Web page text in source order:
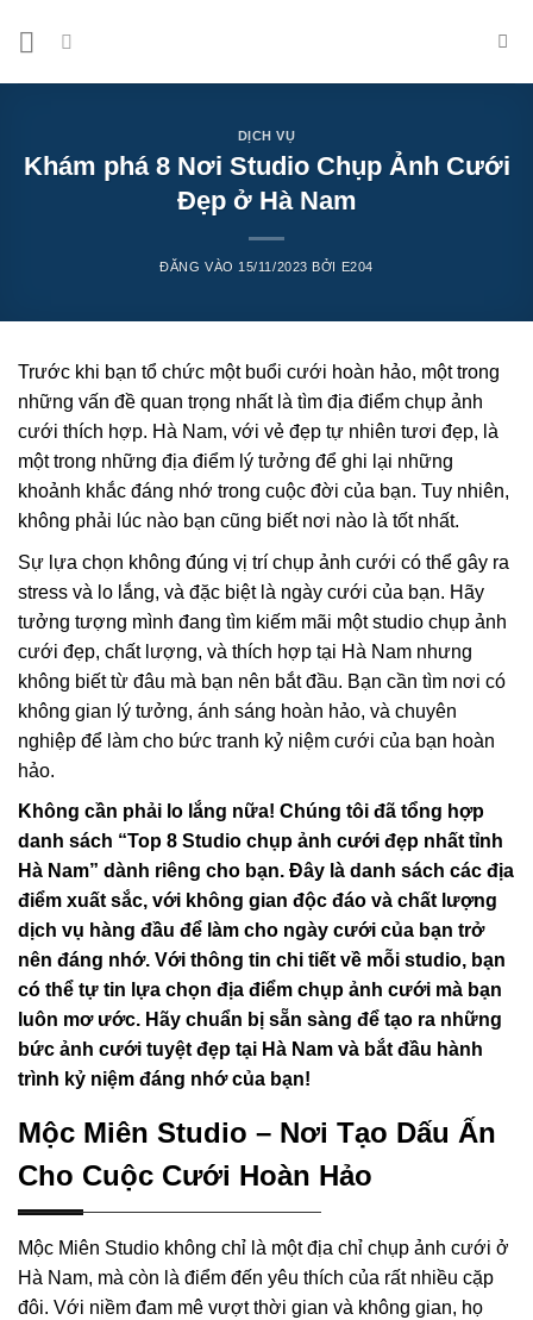
DỊCH VỤ
Khám phá 8 Nơi Studio Chụp Ảnh Cưới
Đẹp ở Hà Nam
ĐĂNG VÀO 15/11/2023 BỞI E204
Trước khi bạn tổ chức một buổi cưới hoàn hảo, một trong
những vấn đề quan trọng nhất là tìm địa điểm chụp ảnh
cưới thích hợp. Hà Nam, với vẻ đẹp tự nhiên tươi đẹp, là
một trong những địa điểm lý tưởng để ghi lại những
khoảnh khắc đáng nhớ trong cuộc đời của bạn. Tuy nhiên,
không phải lúc nào bạn cũng biết nơi nào là tốt nhất.
Sự lựa chọn không đúng vị trí chụp ảnh cưới có thể gây ra
stress và lo lắng, và đặc biệt là ngày cưới của bạn. Hãy
tưởng tượng mình đang tìm kiếm mãi một studio chụp ảnh
cưới đẹp, chất lượng, và thích hợp tại Hà Nam nhưng
không biết từ đâu mà bạn nên bắt đầu. Bạn cần tìm nơi có
không gian lý tưởng, ánh sáng hoàn hảo, và chuyên
nghiệp để làm cho bức tranh kỷ niệm cưới của bạn hoàn
hảo.
Không cần phải lo lắng nữa! Chúng tôi đã tổng hợp
danh sách “Top 8 Studio chụp ảnh cưới đẹp nhất tỉnh
Hà Nam” dành riêng cho bạn. Đây là danh sách các địa
điểm xuất sắc, với không gian độc đáo và chất lượng
dịch vụ hàng đầu để làm cho ngày cưới của bạn trở
nên đáng nhớ. Với thông tin chi tiết về mỗi studio, bạn
có thể tự tin lựa chọn địa điểm chụp ảnh cưới mà bạn
luôn mơ ước. Hãy chuẩn bị sẵn sàng để tạo ra những
bức ảnh cưới tuyệt đẹp tại Hà Nam và bắt đầu hành
trình kỷ niệm đáng nhớ của bạn!
Mộc Miên Studio – Nơi Tạo Dấu Ấn
Cho Cuộc Cưới Hoàn Hảo
Mộc Miên Studio không chỉ là một địa chỉ chụp ảnh cưới ở
Hà Nam, mà còn là điểm đến yêu thích của rất nhiều cặp
đôi. Với niềm đam mê vượt thời gian và không gian, họ